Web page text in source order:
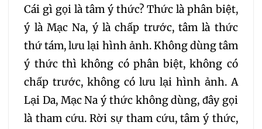
Cái gì gọi là tâm ý thức? Thức là phân biệt,
ý là Mạc Na, ý là chấp trước, tâm là thức
thứ tám, lưu lại hình ảnh. Không dùng tâm
ý thức thì không có phân biệt, không có
chấp trước, không có lưu lại hình ảnh. A
Lại Da, Mạc Na ý thức không dùng, đây gọi
là tham cứu. Rời sự tham cứu, tâm ý thức,